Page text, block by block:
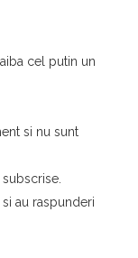
cel putin un
si nu sunt
au raspunderi